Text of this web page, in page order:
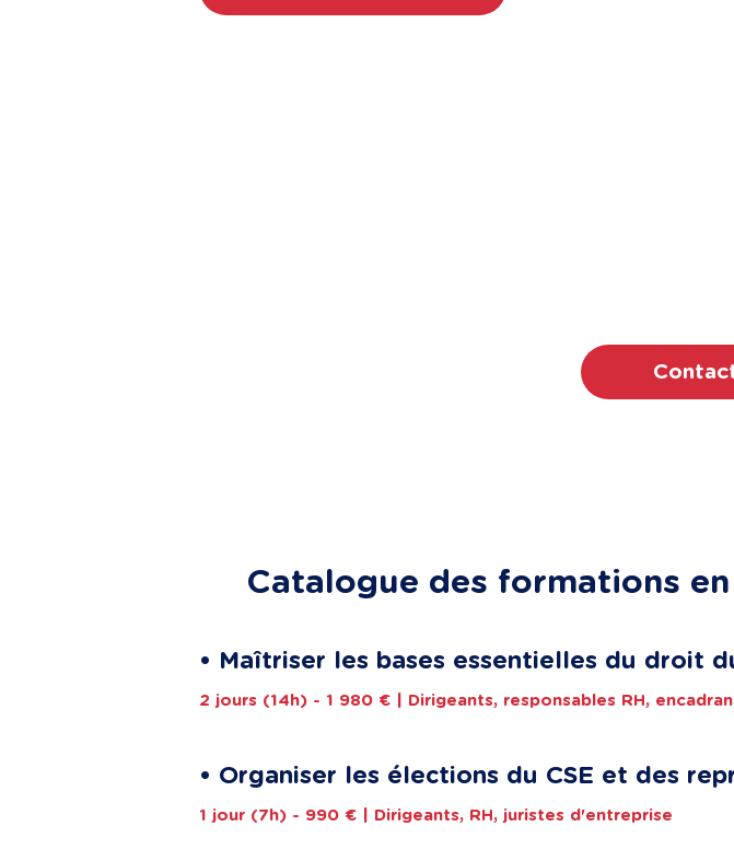
Catalogue des formations
• Maîtriser les bases essentielles du droit
2 jours (14h) - 1 980 € | Dirigeants, responsables RH,
• Organiser les élections du CSE et des
1 jour (7h) - 990 € | Dirigeants, RH, juristes d'entreprise